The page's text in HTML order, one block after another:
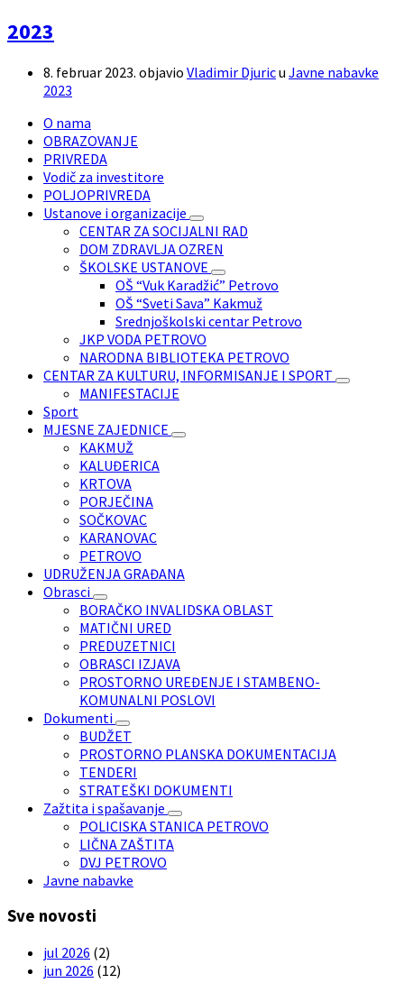
2023
8. februar 2023. objavio Vladimir Djuricu Javne nabavke
2023
O nama
OBRAZOVANJE
PRIVREDA
Vodič za investitore
POLJOPRIVREDA
Ustanove i organizacije
CENTAR ZA SOCIJALNI RAD
DOM ZDRAVLJA OZREN
ŠKOLSKE USTANOVE
OŠ “Vuk Karadžić” Petrovo
OŠ “Sveti Sava” Kakmuž
Srednjoškolski centar Petrovo
JKP VODA PETROVO
NARODNA BIBLIOTEKA PETROVO
CENTAR ZA KULTURU, INFORMISANJE I SPORT
MANIFESTACIJE
Sport
MJESNE ZAJEDNICE
KAKMUŽ
KALUĐERICA
KRTOVA
PORJEČINA
SOČKOVAC
KARANOVAC
PETROVO
UDRUŽENJA GRAĐANA
Obrasci
BORAČKO INVALIDSKA OBLAST
MATIČNI URED
PREDUZETNICI
OBRASCI IZJAVA
PROSTORNO UREĐENJE I STAMBENO-
KOMUNALNI POSLOVI
Dokumenti
BUDŽET
PROSTORNO PLANSKA DOKUMENTACIJA
TENDERI
STRATEŠKI DOKUMENTI
Zažtita i spašavanje
POLICISKA STANICA PETROVO
LIČNA ZAŠTITA
DVJ PETROVO
Javne nabavke
Sve novosti
jul 2026 (2)
jun 2026 (12)